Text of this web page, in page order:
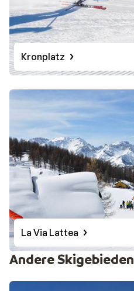
Kronplatz
La Via Lattea
Andere Skigebieden